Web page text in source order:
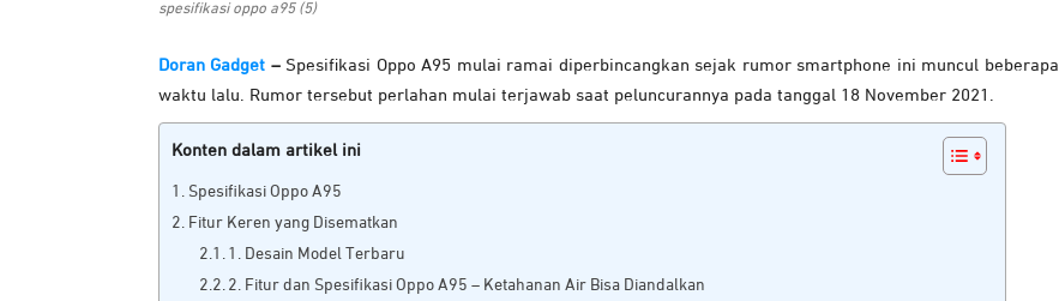
spesifikasi oppo a95 (5)
Doran Gadget – Spesifikasi Oppo A95 mulai ramai diperbincangkan sejak rumor smartphone ini muncul beberapa
waktu lalu. Rumor tersebut perlahan mulai terjawab saat peluncurannya pada tanggal 18 November 2021.
Konten dalam artikel ini
Spesifikasi Oppo A95
Fitur Keren yang Disematkan
1. Desain Model Terbaru
2. Fitur dan Spesifikasi Oppo A95 – Ketahanan Air Bisa Diandalkan